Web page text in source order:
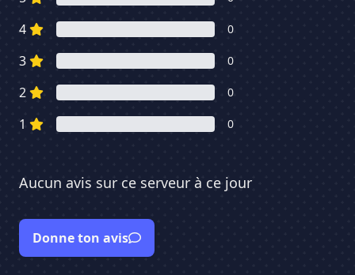
4 0
3 0
2 0
1 0
Aucun avis sur ce serveur à ce jour
Donne ton avis